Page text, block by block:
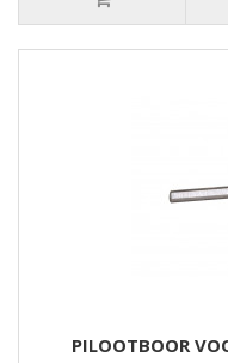
PILOOTBOOR